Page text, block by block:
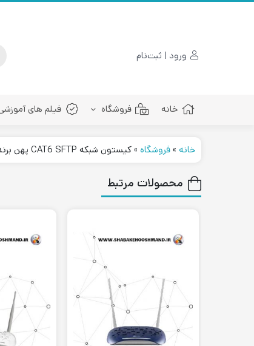
ورود | ثبت‌نام
خانه فروشگاه
پچ کورد
فیلم های
خانه »فروشگاه »کیستون شبکه CAT6 SFTP پهن برند Legrand مدل CAT. N° 0 765 64
محصولات مرتبط